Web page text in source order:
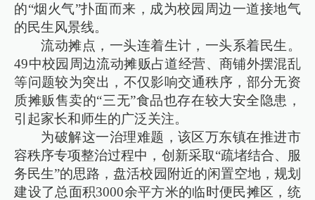
的“烟火气”扑面而来，成为校园周边一道接地气
的民生风景线。
流动摊点，一头连着生计，一头系着民生。
49中校园周边流动摊贩占道经营、商铺外摆混乱
等问题较为突出，不仅影响交通秩序，部分无资
质摊贩售卖的“三无”食品也存在较大安全隐患，
引起家长和师生的广泛关注。
为破解这一治理难题，该区万东镇在推进市
容秩序专项整治过程中，创新采取“疏堵结合、服
务民生”的思路，盘活校园附近的闲置空地，规划
建设了总面积3000余平方米的临时便民摊区，统